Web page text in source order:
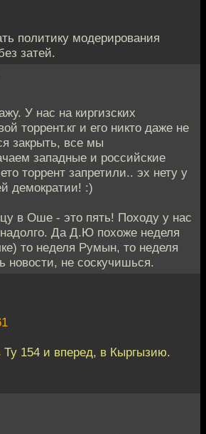
политику модерирования
затей.
У нас на киргизских
торрент.кг и его никто даже не
закрыть, все мы
западные и российские
торрент запретили.. эх нету у
демократии! :)
в Оше - это пять! Походу у нас
Да Д.Ю похоже неделя
то неделя Румын, то неделя
новости, не соскучишься.
Ту 154 и вперед, в Кыргызию.